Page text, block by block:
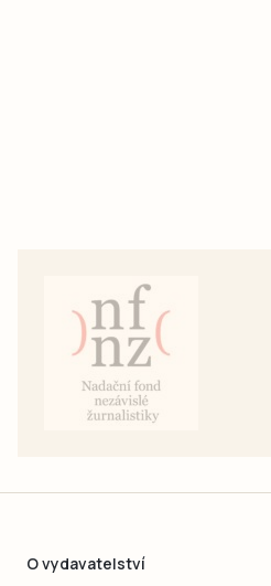
O vydavatelství